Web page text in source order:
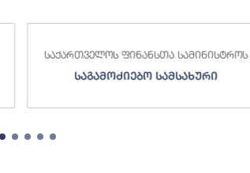
საქართველოს ფინანსთა სამინისტროს
შემოსავლების სამსახური